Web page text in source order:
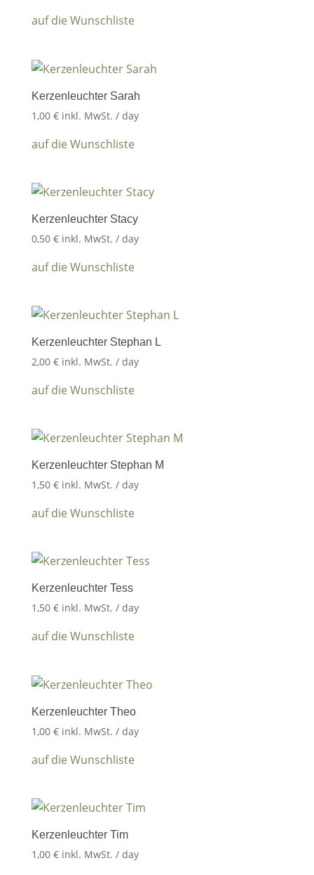
auf die Wunschliste
Kerzenleuchter Sarah
1,00 € inkl. MwSt. / day
auf die Wunschliste
Kerzenleuchter Stacy
0,50 € inkl. MwSt. / day
auf die Wunschliste
Kerzenleuchter Stephan L
2,00 € inkl. MwSt. / day
auf die Wunschliste
Kerzenleuchter Stephan M
1,50 € inkl. MwSt. / day
auf die Wunschliste
Kerzenleuchter Tess
1,50 € inkl. MwSt. / day
auf die Wunschliste
Kerzenleuchter Theo
1,00 € inkl. MwSt. / day
auf die Wunschliste
Kerzenleuchter Tim
1,00 € inkl. MwSt. / day